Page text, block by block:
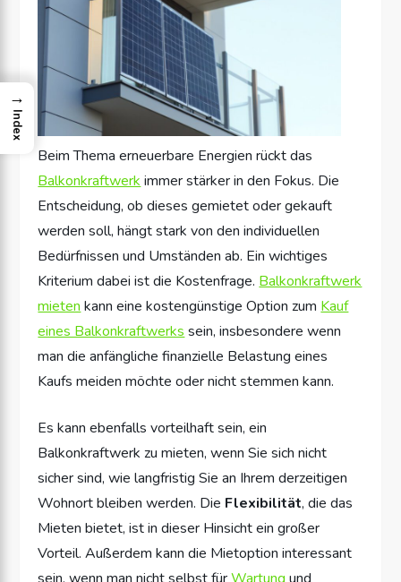
Beim Thema erneuerbare Energien rückt das
Balkonkraftwerk immer stärker in den Fokus. Die
Entscheidung, ob dieses gemietet oder gekauft
werden soll, hängt stark von den individuellen
Bedürfnissen und Umständen ab. Ein wichtiges
Kriterium dabei ist die Kostenfrage. Balkonkraftwerk
mieten kann eine kostengünstige Option zum Kauf
eines Balkonkraftwerks sein, insbesondere wenn
man die anfängliche finanzielle Belastung eines
Kaufs meiden möchte oder nicht stemmen kann.
Es kann ebenfalls vorteilhaft sein, ein
Balkonkraftwerk zu mieten, wenn Sie sich nicht
sicher sind, wie langfristig Sie an Ihrem derzeitigen
Wohnort bleiben werden. Die Flexibilität, die das
Mieten bietet, ist in dieser Hinsicht ein großer
Vorteil. Außerdem kann die Mietoption interessant
→
Index